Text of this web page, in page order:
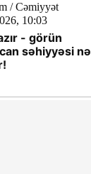
/ Cəmiyyət
10:03
- görün
səhiyyəsi nə